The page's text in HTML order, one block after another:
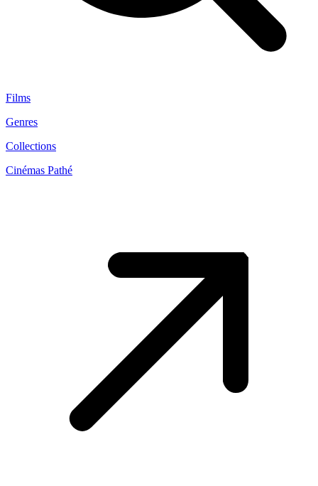
Films
Genres
Collections
Cinémas Pathé